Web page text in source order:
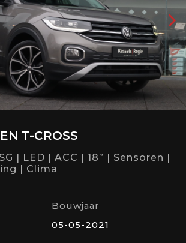
T-CROSS
| LED | ACC | 18” | Sensoren |
| Clima
Bouwjaar
05-05-2021